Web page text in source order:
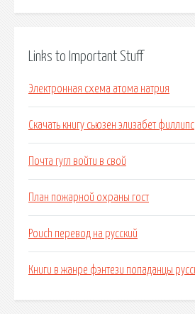
Links to Important Stuff
Электронная схема атома натрия
Скачать книгу сьюзен элизабет филлипс
Почта гугл войти в свой
План пожарной охраны гост
Pouch перевод на русский
Книги в жанре фэнтези попаданцы